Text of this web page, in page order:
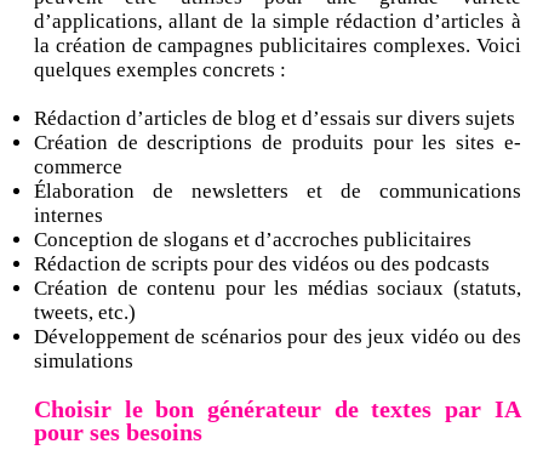
d’applications, allant de la simple rédaction d’articles à
la création de campagnes publicitaires complexes. Voici
quelques exemples concrets :
Rédaction d’articles de blog et d’essais sur divers sujets
Création de descriptions de produits pour les sites e-
commerce
Élaboration de newsletters et de communications
internes
Conception de slogans et d’accroches publicitaires
Rédaction de scripts pour des vidéos ou des podcasts
Création de contenu pour les médias sociaux (statuts,
tweets, etc.)
Développement de scénarios pour des jeux vidéo ou des
simulations
Choisir le bon générateur de textes par IA
pour ses besoins